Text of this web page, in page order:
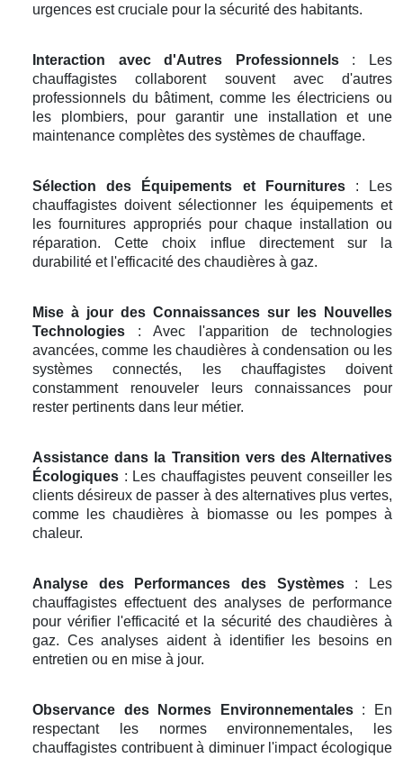
urgences est cruciale pour la sécurité des habitants.
Interaction avec d'Autres Professionnels: Les
chauffagistes collaborent souvent avec d'autres
professionnels du bâtiment, comme les électriciens ou
les plombiers, pour garantir une installation et une
maintenance complètes des systèmes de chauffage.
Sélection des Équipements et Fournitures: Les
chauffagistes doivent sélectionner les équipements et
les fournitures appropriés pour chaque installation ou
réparation. Cette choix influe directement sur la
durabilité et l'efficacité des chaudières à gaz.
Mise à jour des Connaissances sur les Nouvelles
Technologies : Avec l'apparition de technologies
avancées, comme les chaudières à condensation ou les
systèmes connectés, les chauffagistes doivent
constamment renouveler leurs connaissances pour
rester pertinents dans leur métier.
Assistance dans la Transition vers des Alternatives
Écologiques : Les chauffagistes peuvent conseiller les
clients désireux de passer à des alternatives plus vertes,
comme les chaudières à biomasse ou les pompes à
chaleur.
Analyse des Performances des Systèmes: Les
chauffagistes effectuent des analyses de performance
pour vérifier l'efficacité et la sécurité des chaudières à
gaz. Ces analyses aident à identifier les besoins en
entretien ou en mise à jour.
Observance des Normes Environnementales: En
respectant les normes environnementales, les
chauffagistes contribuent à diminuer l'impact écologique